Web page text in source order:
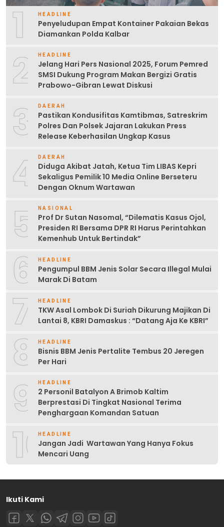
1 HEADLINE
Penyeludupan Empat Kontainer Pakaian Bekas
Diamankan Polda Kalbar
2 HEADLINE
Jelang Hari Pers Nasional 2025, Forum Pemred
SMSI Dukung Program Makan Bergizi Gratis
Prabowo-Gibran Lewat Diskusi
3 DAERAH
Pastikan Kondusifitas Kamtibmas, Satreskrim
Polres Dan Polsek Jajaran Lakukan Press
Release Keberhasilan Ungkap Kasus
4 DAERAH
Diduga Akibat Jatah, Ketua Tim LIBAS Kepri
Sekaligus Pemilik 10 Media Online Berseteru
Dengan Oknum Wartawan
5 NASIONAL
Prof Dr Sutan Nasomal, “Dilematis Kasus Ojol,
Presiden RI Bersama DPR RI Harus Perintahkan
Kemenhub Untuk Bertindak”
6 HEADLINE
Pengumpul BBM Jenis Solar Secara Illegal Mulai
Marak Di Batam
7 HEADLINE
TKW Asal Lombok Di Suriah Dikurung Majikan Di
Lantai 8, KBRI Damaskus : “Datang Aja Ke KBRI”
8 HEADLINE
Bisnis BBM Jenis Pertalite Tembus 20 Jeregen
Per Hari
9 HEADLINE
2 Personil Batalyon A Brimob Kaltim
Berprestasi Di Tingkat Nasional Terima
Penghargaan Komandan Satuan
10HEADLINE
Jangan Jadi Wartawan Yang Hanya Fokus
Mencari Uang
Ikuti Kami